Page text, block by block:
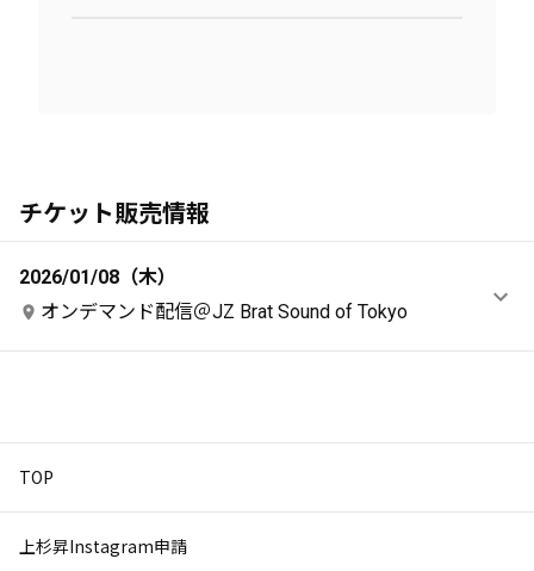
チケット販売情報
2026/01/08（木）
オンデマンド配信＠JZ Brat Sound of Tokyo
TOP
上杉昇Instagram申請